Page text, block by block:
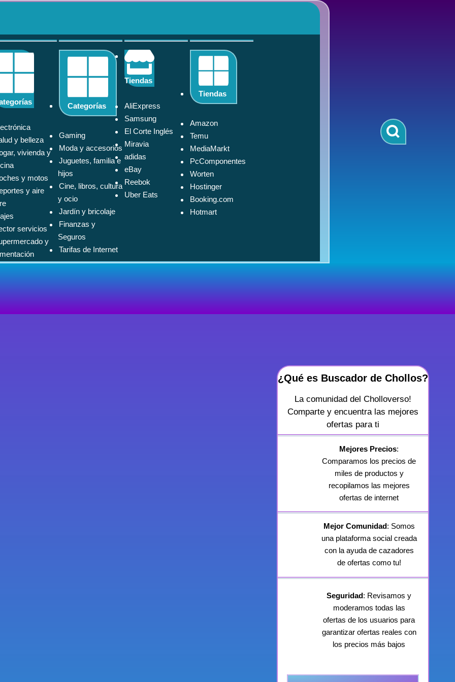
y belleza
vivienda y
y motos
y aire
servicios
y
Categorías
Gaming
Moda y accesorios
Juguetes, familia e
hijos
Cine, libros, cultura
y ocio
Jardín y bricolaje
Finanzas y
Seguros
Tarifas de Internet
Tiendas
AliExpress
Samsung
El Corte Inglés
Miravia
adidas
eBay
Reebok
Uber Eats
Tiendas
Amazon
Temu
MediaMarkt
PcComponentes
Worten
Hostinger
Booking.com
Hotmart
¿Qué es Buscador de Chollos?
La comunidad del Cholloverso!
Comparte y encuentra las mejores
ofertas para ti
Mejores Precios:
Comparamos los precios de
miles de productos y
recopilamos las mejores
ofertas de internet
Mejor Comunidad: Somos
una plataforma social creada
con la ayuda de cazadores
de ofertas como tu!
Seguridad: Revisamos y
moderamos todas las
ofertas de los usuarios para
garantizar ofertas reales con
los precios más bajos